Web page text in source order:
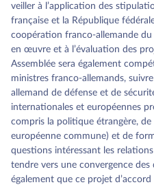
veiller à l’application des
française et la République
coopération franco-allemande du
en œuvre et à l’évaluation des
Assemblée sera également
ministres franco-allemands,
allemand de défense et de
internationales et européennes
compris la politique étrangère,
européenne commune) et de
questions intéressant les
tendre vers une convergence
également que ce projet